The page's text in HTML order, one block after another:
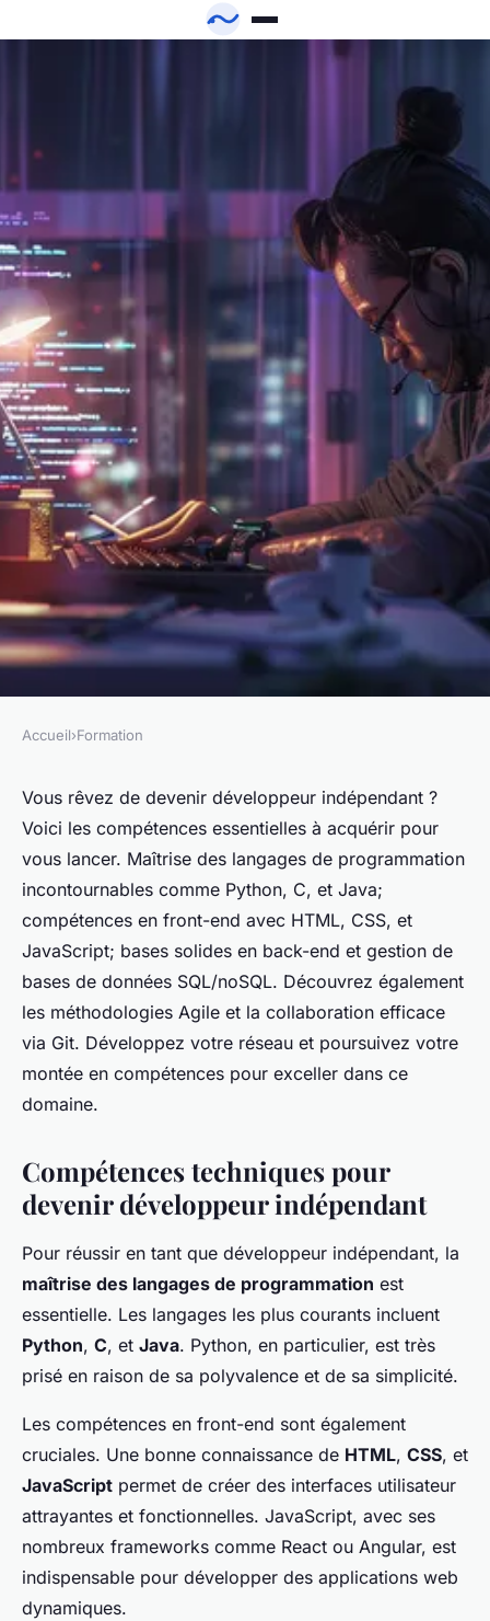
Les compétences clés à
acquérir dans une formation
pour devenir développeur
indépendant
Julie•1 juillet 2024•2 min de lecture
Accueil›Formation
Vous rêvez de devenir développeur indépendant ?
Voici les compétences essentielles à acquérir pour
vous lancer. Maîtrise des langages de programmation
incontournables comme Python, C, et Java;
compétences en front-end avec HTML, CSS, et
JavaScript; bases solides en back-end et gestion de
bases de données SQL/noSQL. Découvrez également
les méthodologies Agile et la collaboration efficace
via Git. Développez votre réseau et poursuivez votre
montée en compétences pour exceller dans ce
domaine.
Compétences techniques pour
devenir développeur indépendant
Pour réussir en tant que développeur indépendant, la
maîtrise des langages de programmation est
essentielle. Les langages les plus courants incluent
Python, C, et Java. Python, en particulier, est très
prisé en raison de sa polyvalence et de sa simplicité.
Les compétences en front-end sont également
cruciales. Une bonne connaissance de HTML, CSS, et
JavaScript permet de créer des interfaces utilisateur
attrayantes et fonctionnelles. JavaScript, avec ses
nombreux frameworks comme React ou Angular, est
indispensable pour développer des applications web
dynamiques.